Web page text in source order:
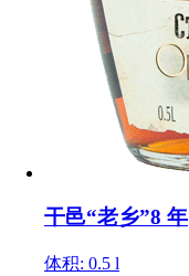
干邑“老乡”8 年
体积: 0.5 l